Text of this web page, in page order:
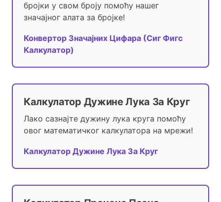
бројки у свом броју помоћу нашег
значајног алата за бројке!
Конвертор Значајних Цифара (Сиг Фигс
Калкулатор)
Калкулатор Дужине Лука За Круг
Лако сазнајте дужину лука круга помоћу
овог математичког калкулатора на мрежи!
Калкулатор Дужине Лука За Круг